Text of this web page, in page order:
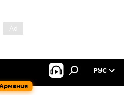
Армения
РУС